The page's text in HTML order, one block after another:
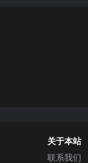
关于本站
联系我们